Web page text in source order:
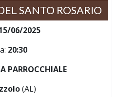
SANTO ROSARIO
06/2025
20:30
PARROCCHIALE
(AL)